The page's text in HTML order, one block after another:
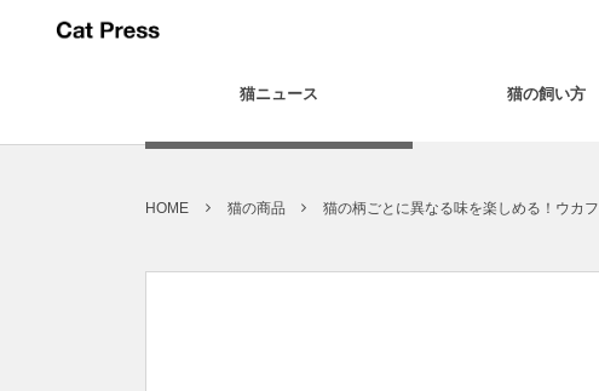
猫ニュース 猫の飼い方
HOME 猫の商品 猫の柄ごとに異なる味を楽しめる！ウカ